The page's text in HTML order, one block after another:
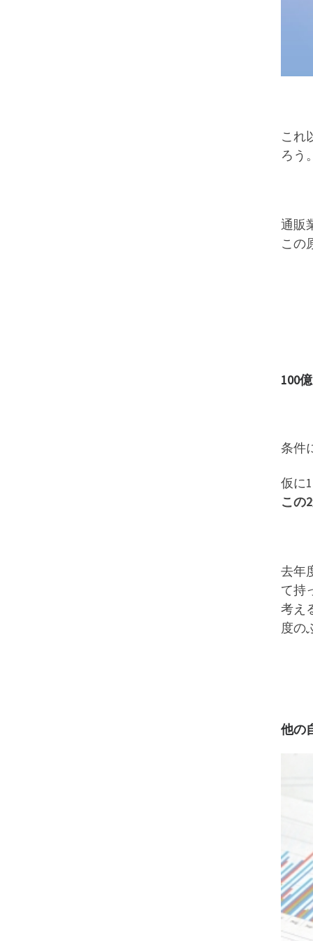
これ
ろう
通販
この
100
条件
仮に
この
去年
て持
考え
度の
他の